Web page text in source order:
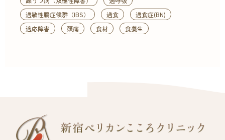
過敏性腸症候群（IBS）
過食
過食症(BN)
適応障害
頭痛 食材 食養生